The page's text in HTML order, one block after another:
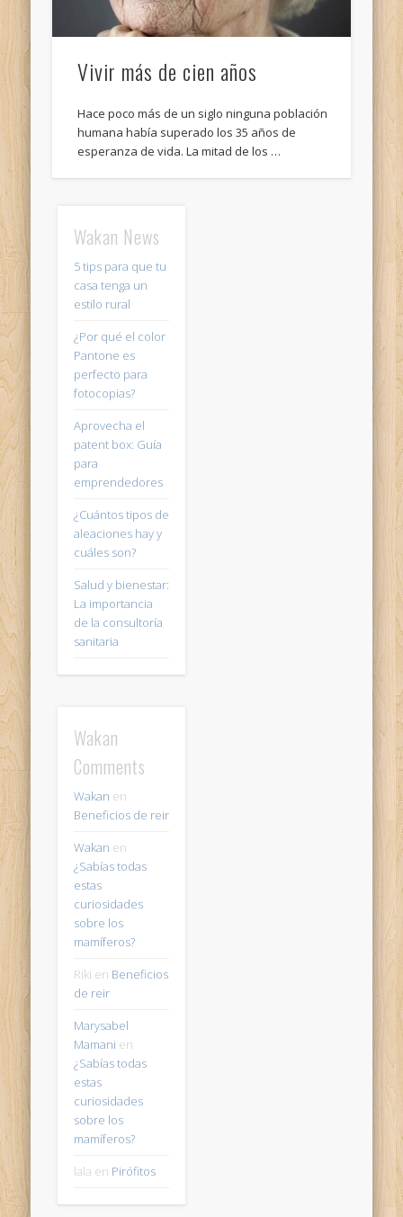
Vivir más de cien años
Hace poco más de un siglo ninguna población
humana había superado los 35 años de
esperanza de vida. La mitad de los …
Wakan News
5 tips para que tu
casa tenga un
estilo rural
¿Por qué el color
Pantone es
perfecto para
fotocopias?
Aprovecha el
patent box: Guía
para
emprendedores
¿Cuántos tipos de
aleaciones hay y
cuáles son?
Salud y bienestar:
La importancia
de la consultoría
sanitaria
Wakan
Comments
Wakan en
Beneficios de reir
Wakan en
¿Sabías todas
estas
curiosidades
sobre los
mamíferos?
Riki en Beneficios
de reir
Marysabel
Mamani en
¿Sabías todas
estas
curiosidades
sobre los
mamíferos?
lala en Pirófitos